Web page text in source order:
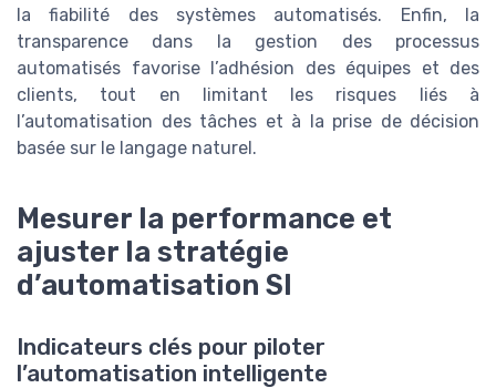
la fiabilité des systèmes automatisés. Enfin, la
transparence dans la gestion des processus
automatisés favorise l’adhésion des équipes et des
clients, tout en limitant les risques liés à
l’automatisation des tâches et à la prise de décision
basée sur le langage naturel.
Mesurer la performance et
ajuster la stratégie
d’automatisation SI
Indicateurs clés pour piloter
l’automatisation intelligente